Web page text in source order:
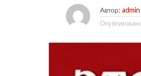
Автор: admin